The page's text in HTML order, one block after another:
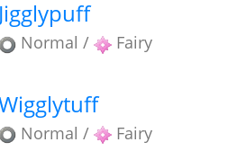
Jigglypuff
Normal / Fairy
Normal / Fairy